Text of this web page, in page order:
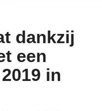
dankzij
een
in